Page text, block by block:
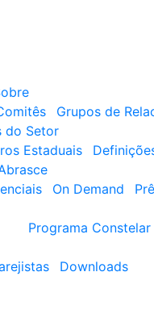
Grupos de
do Setor
Estaduais
On Demand
Programa Constelar
Downloads